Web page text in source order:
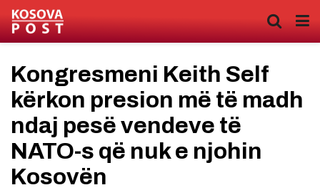
Kongresmeni Keith Self
kërkon presion më të madh
ndaj pesë vendeve të
NATO-s që nuk e njohin
Kosovën